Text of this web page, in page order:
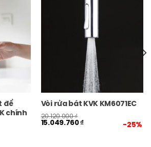
để
chính
Vòi rửa bát KVK KM6071EC
20.120.000₫
15.049.760₫ -25%